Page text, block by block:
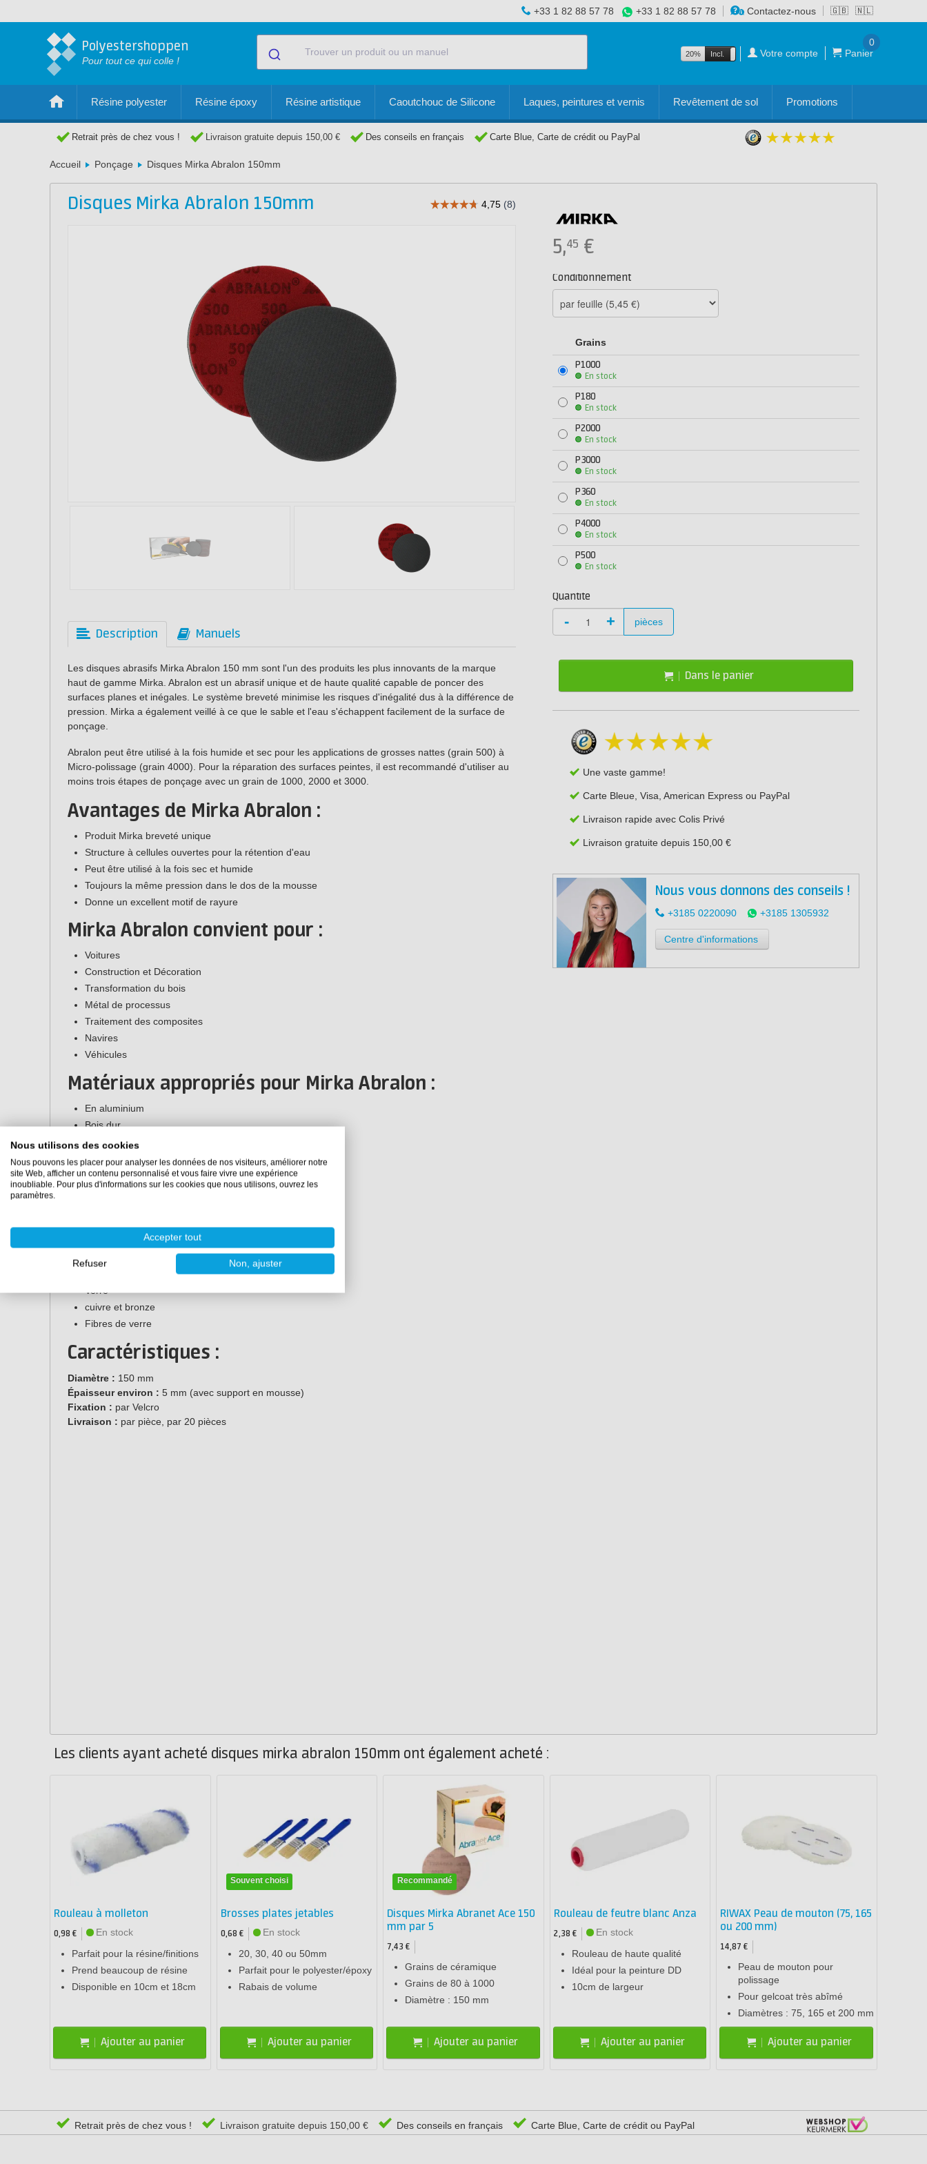
🇬🇧 🇳🇱
+33 1 82 88 57 78 +33 1 82 88 57 78 Contactez-nous
Polyestershoppen
Pour tout ce qui colle !
20% Incl. Excl. Votre compte Panier
0
Résine polyester Résine époxy Résine artistique Caoutchouc de Silicone Laques, peintures et vernis Revêtement de sol Promotions
Retrait près de chez vous ! Livraison gratuite depuis 150,00 € Des conseils en français Carte Blue, Carte de crédit ou PayPal
Accueil Ponçage Disques Mirka Abralon 150mm
Disques Mirka Abralon 150mm
Description Manuels
Les disques abrasifs Mirka Abralon 150 mm sont l'un des produits les plus innovants de la marque
haut de gamme Mirka. Abralon est un abrasif unique et de haute qualité capable de poncer des
surfaces planes et inégales. Le système breveté minimise les risques d'inégalité dus à la différence de
pression. Mirka a également veillé à ce que le sable et l'eau s'échappent facilement de la surface de
ponçage.
Abralon peut être utilisé à la fois humide et sec pour les applications de grosses nattes (grain 500) à
Micro-polissage (grain 4000). Pour la réparation des surfaces peintes, il est recommandé d'utiliser au
moins trois étapes de ponçage avec un grain de 1000, 2000 et 3000.
Avantages de Mirka Abralon :
Produit Mirka breveté unique
Structure à cellules ouvertes pour la rétention d'eau
Peut être utilisé à la fois sec et humide
Toujours la même pression dans le dos de la mousse
Donne un excellent motif de rayure
Mirka Abralon convient pour :
Voitures
Construction et Décoration
Transformation du bois
Métal de processus
Traitement des composites
Navires
Véhicules
Matériaux appropriés pour Mirka Abralon :
En aluminium
Bois dur
Acier doux
Acier au carbone
Métal non ferreux
Peinture au sable
Surfaces solides
Acier inoxydable
Verre
cuivre et bronze
Fibres de verre
Caractéristiques :
Diamètre : 150 mm
Épaisseur environ : 5 mm (avec support en mousse)
Fixation : par Velcro
Livraison : par pièce, par 20 pièces
5,45 €
Conditionnement
Grains
P1000
En stock
P180
En stock
P2000
En stock
P3000
En stock
P360
En stock
P4000
En stock
P500
En stock
Quantité
- + pièces
Dans le panier
Une vaste gamme!
Carte Bleue, Visa, American Express ou PayPal
Livraison rapide avec Colis Privé
Livraison gratuite depuis 150,00 €
Nous vous donnons des conseils !
+3185 0220090 +3185 1305932
Centre d'informations
Les clients ayant acheté disques mirka abralon 150mm ont également acheté :
Rouleau à molleton
0,98 €
En stock
Parfait pour la résine/finitions
Prend beaucoup de résine
Disponible en 10cm et 18cm
Ajouter au panier
Souvent choisi
Brosses plates jetables
0,68 €
En stock
20, 30, 40 ou 50mm
Parfait pour le polyester/époxy
Rabais de volume
Ajouter au panier
Recommandé
Disques Mirka Abranet Ace 150
mm par 5
7,43 €
Grains de céramique
Grains de 80 à 1000
Diamètre : 150 mm
Ajouter au panier
Rouleau de feutre blanc Anza
2,38 €
En stock
Rouleau de haute qualité
Idéal pour la peinture DD
10cm de largeur
Ajouter au panier
RIWAX Peau de mouton (75, 165
ou 200 mm)
14,87 €
Peau de mouton pour
polissage
Pour gelcoat très abîmé
Diamètres : 75, 165 et 200 mm
Ajouter au panier
Retrait près de chez vous ! Livraison gratuite depuis 150,00 € Des conseils en français Carte Blue, Carte de crédit ou PayPal
Nous utilisons des cookies
Nous pouvons les placer pour analyser les données de nos visiteurs, améliorer notre
site Web, afficher un contenu personnalisé et vous faire vivre une expérience
inoubliable. Pour plus d'informations sur les cookies que nous utilisons, ouvrez les
paramètres.
Accepter tout
Refuser Non, ajuster